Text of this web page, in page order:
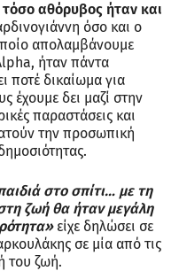
αθόρυβος ήταν και
όσο και ο
απολαμβάνουμε
ήταν πάντα
ποτέ δικαίωμα για
έχουμε δει μαζί στην
παραστάσεις και
την προσωπική
στο σπίτι… με τη
ζωή θα ήταν μεγάλη
είχε δηλώσει σε
σε μία από τις
του ζωή.